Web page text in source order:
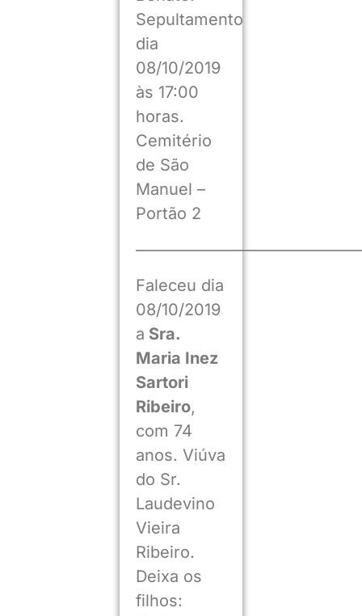
Sepultamento
dia
08/10/2019
às 17:00
horas.
Cemitério
de São
Manuel –
Portão 2
Faleceu dia
08/10/2019
a Sra.
Maria Inez
Sartori
Ribeiro,
com 74
anos. Viúva
do Sr.
Laudevino
Vieira
Ribeiro.
Deixa os
filhos: